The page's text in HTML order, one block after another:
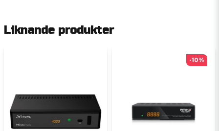
Liknande produkter
-10%